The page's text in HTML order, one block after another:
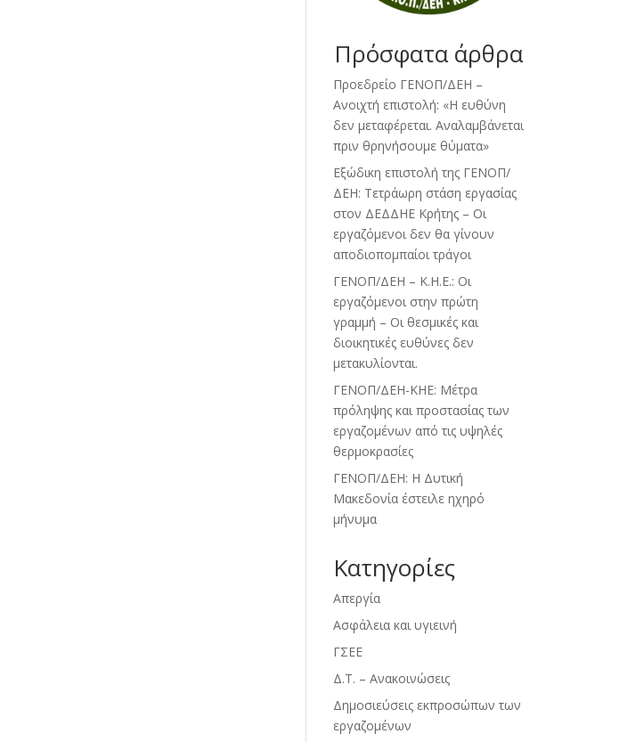
Πρόσφατα άρθρα
Προεδρείο ΓΕΝΟΠ/ΔΕΗ –
Ανοιχτή επιστολή: «Η ευθύνη
δεν μεταφέρεται. Αναλαμβάνεται
πριν θρηνήσουμε θύματα»
Εξώδικη επιστολή της ΓΕΝΟΠ/
ΔΕΗ: Τετράωρη στάση εργασίας
στον ΔΕΔΔΗΕ Κρήτης – Οι
εργαζόμενοι δεν θα γίνουν
αποδιοπομπαίοι τράγοι
ΓΕΝΟΠ/ΔΕΗ – Κ.Η.Ε.: Οι
εργαζόμενοι στην πρώτη
γραμμή – Οι θεσμικές και
διοικητικές ευθύνες δεν
μετακυλίονται.
ΓΕΝΟΠ/ΔΕΗ-ΚΗΕ: Μέτρα
πρόληψης και προστασίας των
εργαζομένων από τις υψηλές
θερμοκρασίες
ΓΕΝΟΠ/ΔΕΗ: Η Δυτική
Μακεδονία έστειλε ηχηρό
μήνυμα
Kατηγορίες
Απεργία
Ασφάλεια και υγιεινή
ΓΣΕΕ
Δ.Τ. – Ανακοινώσεις
Δημοσιεύσεις εκπροσώπων των
εργαζομένων